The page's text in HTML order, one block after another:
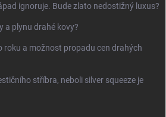
ignoruje. Bude zlato nedostižný luxus?
a plynu drahé kovy?
roku a možnost propadu cen drahých
stříbra, neboli silver squeeze je